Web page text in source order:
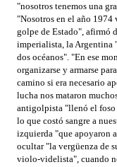
"nosotros tenemos una
"Nosotros en el año
golpe de Estado", afirmó
imperialista, la Argentina
dos océanos". "En ese
organizarse y armarse
camino si era necesario
lucha nos mataron
antigolpista "llenó el foso
lo que costó sangre a
izquierda "que apoyaron
ocultar "la vergüenza de
violo-videlista", cuando